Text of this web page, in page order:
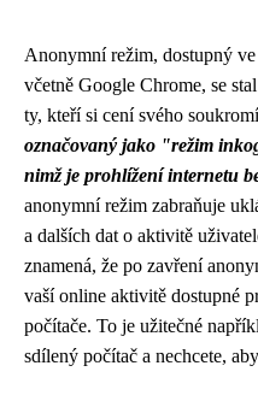
Anonymní režim, dostupný
včetně Google Chrome, se
ty, kteří si cení svého
označovaný jako "režim
nimž je prohlížení internetu
anonymní režim zabraňuje
a dalších dat o aktivitě
znamená, že po zavření
vaší online aktivitě dostupné
počítače. To je užitečné
sdílený počítač a nechcete,